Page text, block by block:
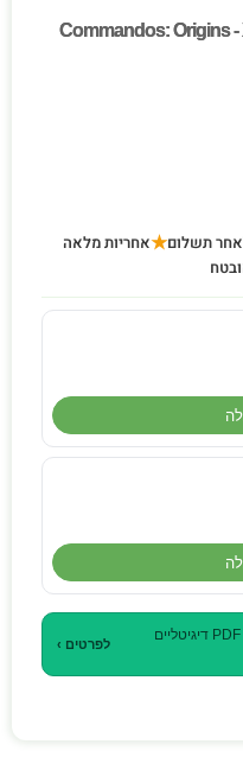
Commandos: Origins -
Commandos: Origins -
תשלום★אחריות מלאה
· 5 ספרי PDF דיגיטליים
לפרטים ›